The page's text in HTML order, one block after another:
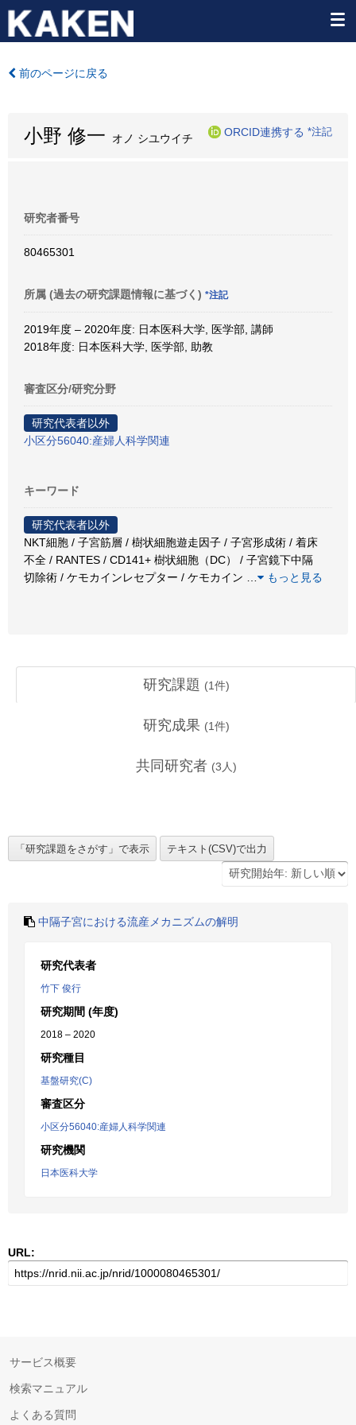
前のページに戻る
小野 修一 オノ シユウイチ
ORCID連携する *注記
研究者番号
80465301
所属 (過去の研究課題情報に基づく) *注記
2019年度 – 2020年度: 日本医科大学, 医学部, 講師
2018年度: 日本医科大学, 医学部, 助教
審査区分/研究分野
研究代表者以外
小区分56040:産婦人科学関連
キーワード
研究代表者以外
NKT細胞 / 子宮筋層 / 樹状細胞遊走因子 / 子宮形成術 / 着床
不全 / RANTES / CD141+ 樹状細胞（DC） / 子宮鏡下中隔
切除術 / ケモカインレセプター / ケモカイン
もっと見る
研究課題 (1件)
研究成果 (1件)
共同研究者 (3 人)
中隔子宮における流産メカニズムの解明
研究代表者
竹下 俊行
研究期間 (年度)
2018 – 2020
研究種目
基盤研究(C)
審査区分
小区分56040:産婦人科学関連
研究機関
日本医科大学
URL:
サービス概要
検索マニュアル
よくある質問